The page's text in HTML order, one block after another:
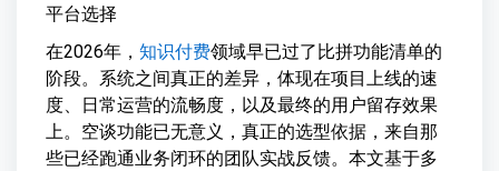
平台选择
在2026年， 知识付费领域早已过了比拼功能清单的
阶段。系统之间真正的差异，体现在项目上线的速
度、日常运营的流畅度，以及最终的用户留存效果
上。空谈功能已无意义，真正的选型依据，来自那
些已经跑通业务闭环的团队实战反馈。本文基于多